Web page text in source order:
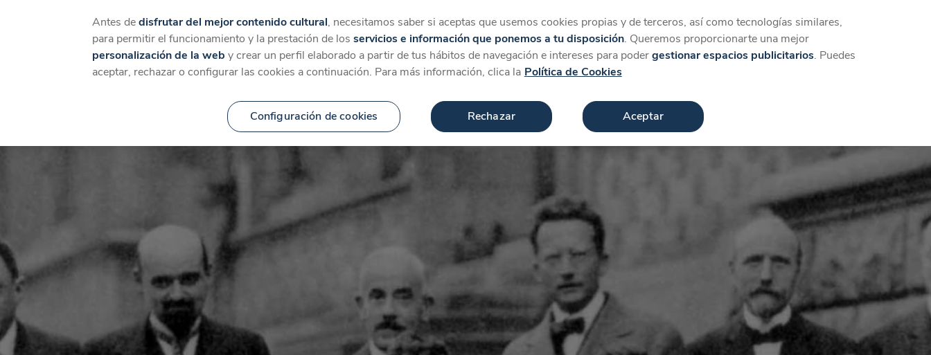
Catálogo Temáticas Categorías Favoritos Más Iniciar sesión Crear cuenta
Antes dedisfrutar del mejor contenido cultural, necesitamos saber si aceptas que usemos cookies propias y de terceros, así como tecnologías similares,
para permitir el funcionamiento y la prestación de los servicios e información que ponemos a tu disposición. Queremos proporcionarte una mejor
personalización de la web y crear un perfil elaborado a partir de tus hábitos de navegación e intereses para podergestionar espacios publicitarios. Puedes
aceptar, rechazar o configurar las cookies a continuación. Para más información, clica la Política de Cookies
Configuración de cookies Rechazar Aceptar